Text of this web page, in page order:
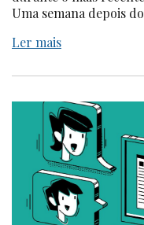
Uma semana depois
Ler mais